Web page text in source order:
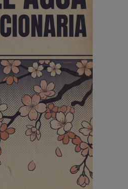
verdad le importe la
| El comisario
de pozuelo?
| El comisario